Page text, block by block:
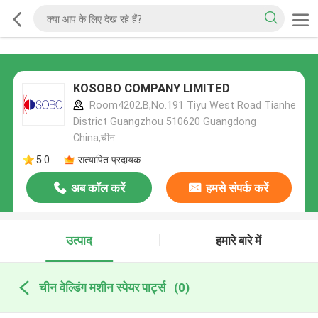
KOSOBO COMPANY LIMITED
Room4202,B,No.191 Tiyu West Road Tianhe
District Guangzhou 510620 Guangdong
China,चीन
5.0
सत्यापित प्रदायक
अब कॉल करें हमसे संपर्क करें
उत्पाद हमारे बारे में
चीन वेल्डिंग मशीन स्पेयर पार्ट्स (0)